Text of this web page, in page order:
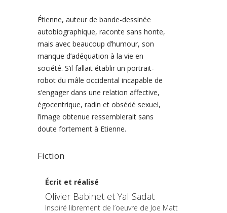
Étienne, auteur de bande-dessinée
autobiographique, raconte sans honte,
mais avec beaucoup d’humour, son
manque d’adéquation à la vie en
société. S’il fallait établir un portrait-
robot du mâle occidental incapable de
s’engager dans une relation affective,
égocentrique, radin et obsédé sexuel,
l’image obtenue ressemblerait sans
doute fortement à Etienne.
Fiction
Écrit et réalisé
Olivier Babinet et Yal Sadat
Inspiré librement de l’oeuvre de Joe Matt